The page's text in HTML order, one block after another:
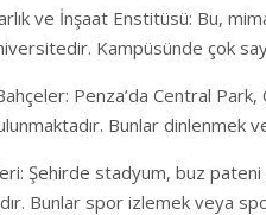
ve İnşaat Enstitüsü: Bu,
Kampüsünde çok
Penza’da Central
Bunlar dinlenmek
Şehirde stadyum, buz
Bunlar spor izlemek veya